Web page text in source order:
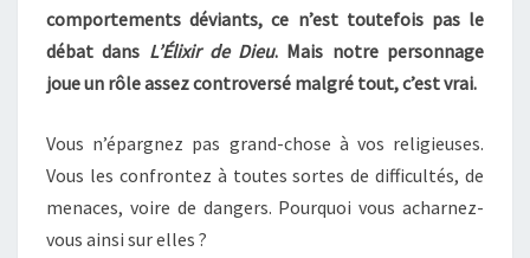
comportements déviants, ce n’est toutefois pas le
débat dans L’Élixir de Dieu. Mais notre personnage
joue un rôle assez controversé malgré tout, c’est vrai.
Vous n’épargnez pas grand-chose à vos religieuses.
Vous les confrontez à toutes sortes de difficultés, de
menaces, voire de dangers. Pourquoi vous acharnez-
vous ainsi sur elles ?